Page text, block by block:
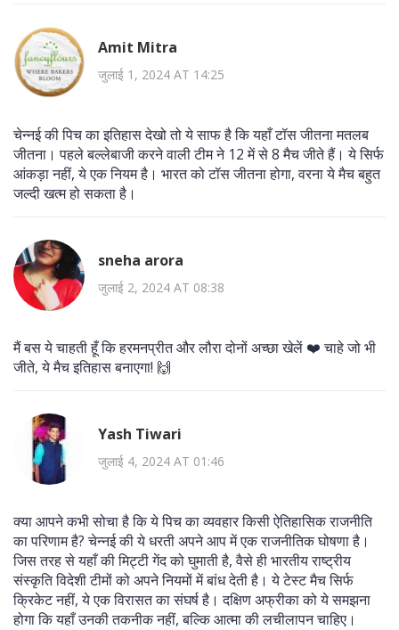
Amit Mitra
जुलाई 1, 2024 AT 14:25
चेन्नई की पिच का इतिहास देखो तो ये साफ है कि यहाँ टॉस जीतना मतलब
जीतना। पहले बल्लेबाजी करने वाली टीम ने 12 में से 8 मैच जीते हैं। ये सिर्फ
आंकड़ा नहीं, ये एक नियम है। भारत को टॉस जीतना होगा, वरना ये मैच बहुत
जल्दी खत्म हो सकता है।
sneha arora
जुलाई 2, 2024 AT 08:38
मैं बस ये चाहती हूँ कि हरमनप्रीत और लौरा दोनों अच्छा खेलें ❤️ चाहे जो भी
जीते, ये मैच इतिहास बनाएगा! 🙌
Yash Tiwari
जुलाई 4, 2024 AT 01:46
क्या आपने कभी सोचा है कि ये पिच का व्यवहार किसी ऐतिहासिक राजनीति
का परिणाम है? चेन्नई की ये धरती अपने आप में एक राजनीतिक घोषणा है।
जिस तरह से यहाँ की मिट्टी गेंद को घुमाती है, वैसे ही भारतीय राष्ट्रीय
संस्कृति विदेशी टीमों को अपने नियमों में बांध देती है। ये टेस्ट मैच सिर्फ
क्रिकेट नहीं, ये एक विरासत का संघर्ष है। दक्षिण अफ्रीका को ये समझना
होगा कि यहाँ उनकी तकनीक नहीं, बल्कि आत्मा की लचीलापन चाहिए।